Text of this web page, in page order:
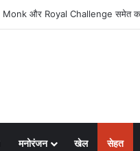
मनोरंजन खेल सेहत